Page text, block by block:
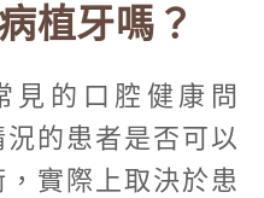
植牙嗎？
見的口腔健康問
的患者是否可以
實際上取決於患